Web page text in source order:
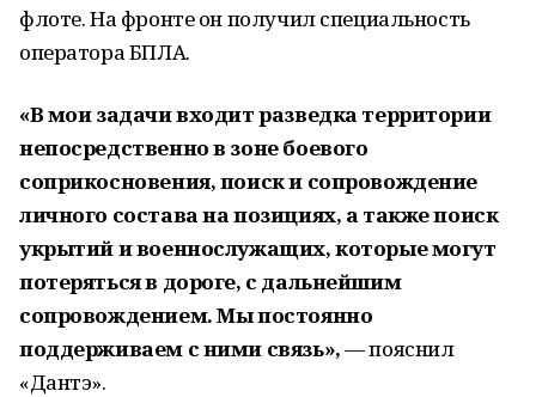
флоте. На фронте он получил специальность
оператора БПЛА.
«В мои задачи входит разведка территории
непосредственно в зоне боевого
соприкосновения, поиск и сопровождение
личного состава на позициях, а также поиск
укрытий и военнослужащих, которые могут
потеряться в дороге, с дальнейшим
сопровождением. Мы постоянно
поддерживаем с ними связь»,— пояснил
«Дантэ».